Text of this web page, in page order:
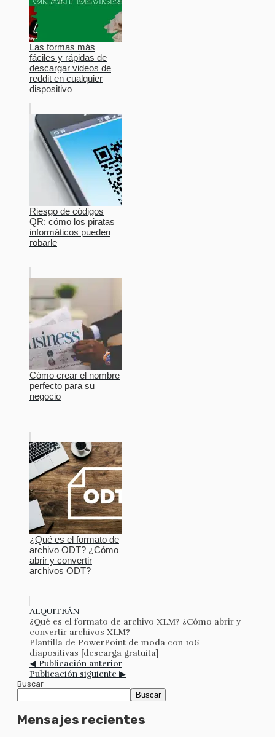
Las formas más
fáciles y rápidas de
descargar videos de
reddit en cualquier
dispositivo
Riesgo de códigos
QR: cómo los piratas
informáticos pueden
robarle
Cómo crear el nombre
perfecto para su
negocio
¿Qué es el formato de
archivo ODT? ¿Cómo
abrir y convertir
archivos ODT?
ALQUITRÁN
¿Qué es el formato de archivo XLM? ¿Cómo abrir y
convertir archivos XLM?
Plantilla de PowerPoint de moda con 106
diapositivas [descarga gratuita]
◀ Publicación anterior
Publicación siguiente ▶
Buscar
Buscar
Mensajes recientes